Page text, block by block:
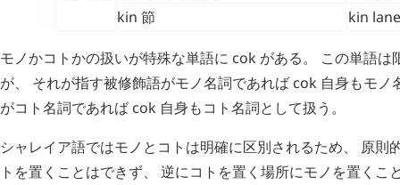
kin 節 kin
モノかコトかの扱いが特殊な単語に cok がある。 この単語は
が、 それが指す被修飾語がモノ名詞であれば cok 自身もモノ
がコト名詞であれば cok 自身もコト名詞として扱う。
シャレイア語ではモノとコトは明確に区別されるため、 原則
トを置くことはできず、 逆にコトを置く場所にモノを置くこ